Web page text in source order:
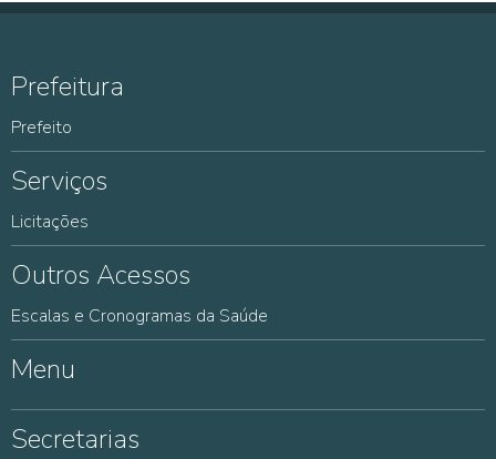
Prefeitura
Prefeito
Serviços
Licitações
Outros Acessos
Escalas e Cronogramas da Saúde
Menu
Secretarias